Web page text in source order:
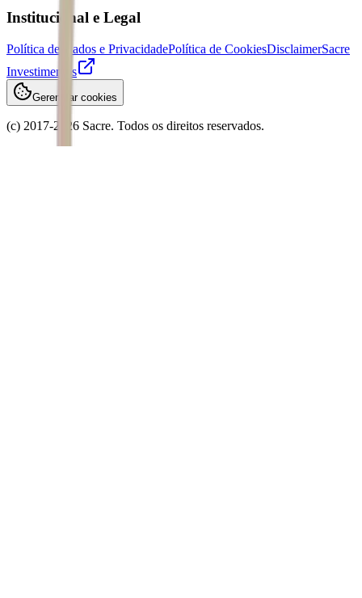
Institucional e Legal
Política de Dados e PrivacidadePolítica de CookiesDisclaimerSacre
Investimentos
Gerenciar cookies
(c) 2017-2026 Sacre. Todos os direitos reservados.